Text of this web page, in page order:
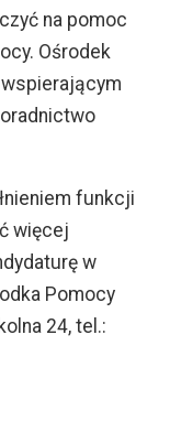
na pomoc
Ośrodek
funkcji
więcej
w
Pomocy
24, tel.: